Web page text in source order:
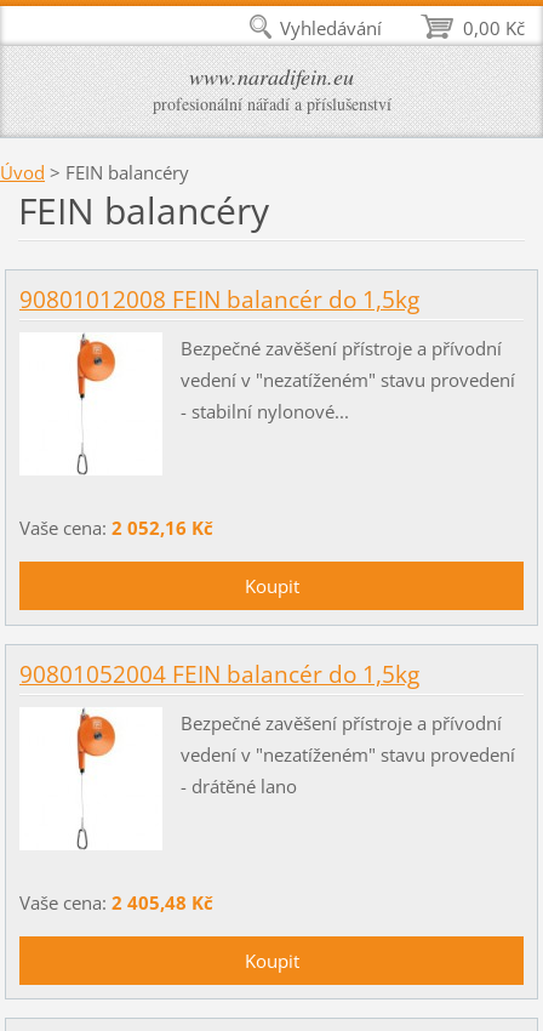
www.naradifein.eu
profesionální nářadí a příslušenství
Úvod > FEIN balancéry
FEIN balancéry
90801012008 FEIN balancér do 1,5kg
Bezpečné zavěšení přístroje a přívodní
vedení v "nezatíženém" stavu provedení
- stabilní nylonové...
Vaše cena: 2 052,16 Kč
90801052004 FEIN balancér do 1,5kg
Bezpečné zavěšení přístroje a přívodní
vedení v "nezatíženém" stavu provedení
- drátěné lano
Vaše cena: 2 405,48 Kč
0,00 Kč
Vyhledávání